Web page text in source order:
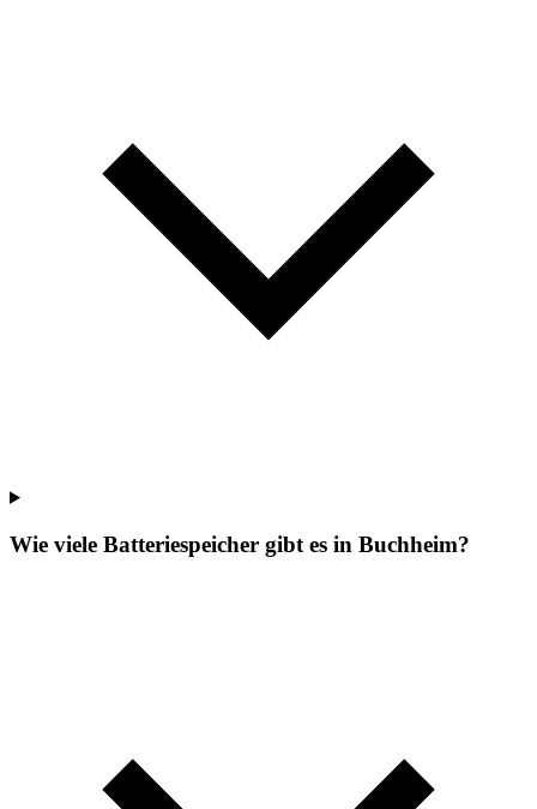
Wie viele Batteriespeicher gibt es in Buchheim?